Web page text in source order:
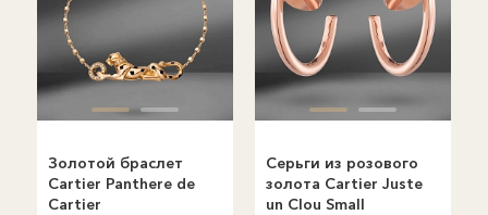
Золотой браслет
Cartier Panthere de
Cartier
Серьги из розового
золота Cartier Juste
un Clou Small